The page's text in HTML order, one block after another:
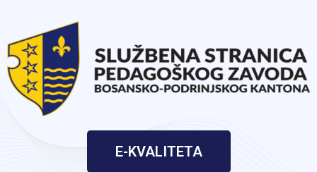
E-KVALITETA